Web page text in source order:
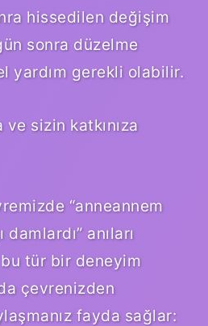
hissedilen değişim
sonra düzelme
yardım gerekli olabilir.
sizin katkınıza
“anneannem
anıları
bu tür bir deneyim
çevrenizden
fayda sağlar: